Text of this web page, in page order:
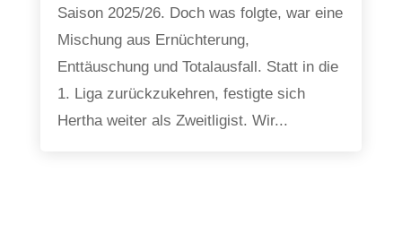
Saison 2025/26. Doch was folgte, war eine
Mischung aus Ernüchterung,
Enttäuschung und Totalausfall. Statt in die
1. Liga zurückzukehren, festigte sich
Hertha weiter als Zweitligist. Wir...